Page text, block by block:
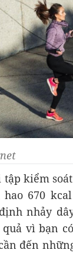
kiểm
670
nhảy
vì bạn
đến